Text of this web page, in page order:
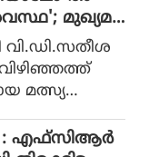
ആരോപിച്ചു.
മുഖ്യമ
വി.ഡി.സതീശ
മത്സ്യ
: എഫ്സിആർ